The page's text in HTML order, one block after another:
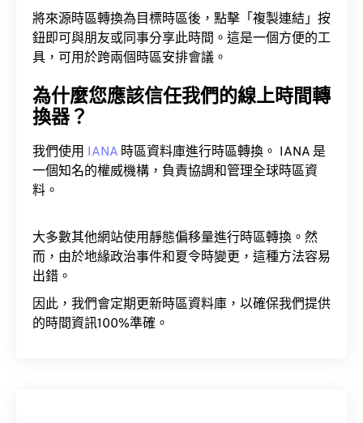
將來源時區轉換為目標時區後，點擊「複製連結」按
鈕即可與朋友或同事分享此時間。這是一個方便的工
具，可用於跨兩個時區安排會議。
為什麼您應該信任我們的線上時間轉
換器？
我們使用 IANA 時區資料庫進行時區轉換。 IANA 是
一個知名的權威機構，負責協調和管理全球時區資
料。
大多數其他網站使用靜態偏移量進行時區轉換。然
而，由於地緣政治事件和夏令時變更，這種方法容易
出錯。
因此，我們會定期更新時區資料庫，以確保我們提供
的時間資訊100%準確。